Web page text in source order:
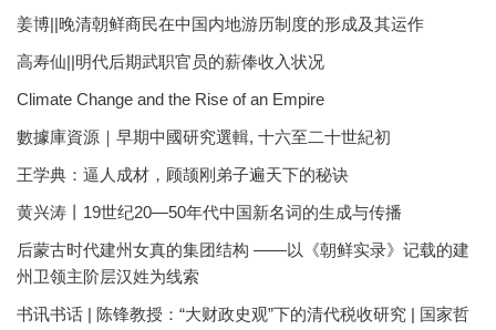
姜博||晚清朝鲜商民在中国内地游历制度的形成及其运作
高寿仙||明代后期武职官员的薪俸收入状况
Climate Change and the Rise of an Empire
數據庫資源｜早期中國研究選輯, 十六至二十世紀初
王学典：逼人成材，顾颉刚弟子遍天下的秘诀
黄兴涛丨19世纪20—50年代中国新名词的生成与传播
后蒙古时代建州女真的集团结构 ——以《朝鲜实录》记载的建
州卫领主阶层汉姓为线索
书讯书话 | 陈锋教授：“大财政史观”下的清代税收研究 | 国家哲